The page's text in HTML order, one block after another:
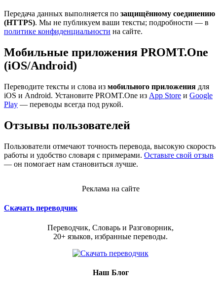
Передача данных выполняется по защищённому соединению
(HTTPS). Мы не публикуем ваши тексты; подробности — в
политике конфиденциальности на сайте.
Мобильные приложения PROMT.One
(iOS/Android)
Переводите тексты и слова из мобильного приложения для
iOS и Android. Установите PROMT.One из App Store и Google
Play — переводы всегда под рукой.
Отзывы пользователей
Пользователи отмечают точность перевода, высокую скорость
работы и удобство словаря с примерами. Оставьте свой отзыв
— он помогает нам становиться лучше.
Реклама на сайте
Скачать переводчик
Переводчик, Словарь и Разговорник,
20+ языков, избранные переводы.
Наш Блог